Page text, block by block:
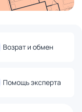
Возрат и обмен
Помощь эксперта